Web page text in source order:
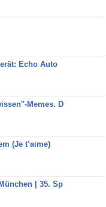
Echo Auto
Memes. D
(Je t’aime)
| 35. Sp